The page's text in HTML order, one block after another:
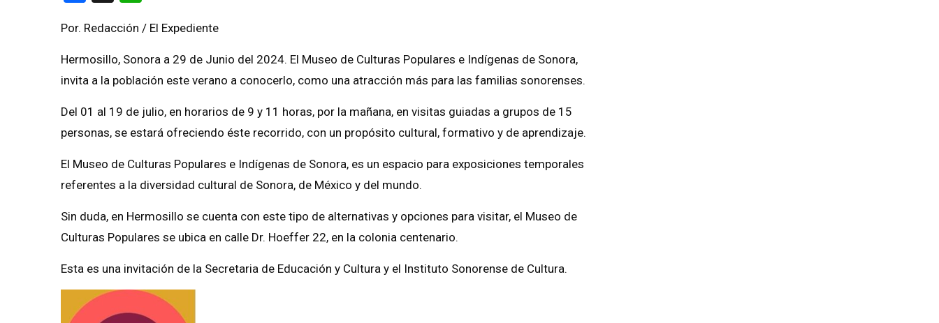
Por. Redacción / El Expediente
Hermosillo, Sonora a 29 de Junio del 2024. El Museo de Culturas Populares e Indígenas de Sonora,
invita a la población este verano a conocerlo, como una atracción más para las familias sonorenses.
Del 01 al 19 de julio, en horarios de 9 y 11 horas, por la mañana, en visitas guiadas a grupos de 15
personas, se estará ofreciendo éste recorrido, con un propósito cultural, formativo y de aprendizaje.
El Museo de Culturas Populares e Indígenas de Sonora, es un espacio para exposiciones temporales
referentes a la diversidad cultural de Sonora, de México y del mundo.
Sin duda, en Hermosillo se cuenta con este tipo de alternativas y opciones para visitar, el Museo de
Culturas Populares se ubica en calle Dr. Hoeffer 22, en la colonia centenario.
Esta es una invitación de la Secretaria de Educación y Cultura y el Instituto Sonorense de Cultura.